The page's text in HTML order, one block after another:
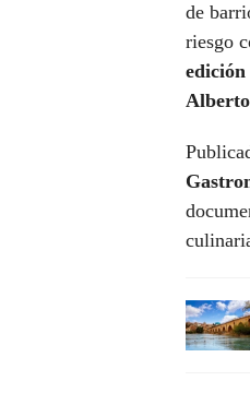
de
riesgo